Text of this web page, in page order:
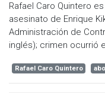
Rafael Caro Quintero
asesinato de Enrique
Administración de
inglés); crimen ocurrió
Rafael Caro Quintero